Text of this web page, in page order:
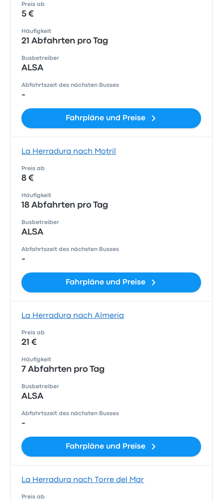
Preis ab
5 €
Häufigkeit
21 Abfahrten pro Tag
Busbetreiber
ALSA
Abfahrtszeit des nächsten Busses
-
Fahrpläne und Preise
La Herradura nach Motril
Preis ab
8 €
Häufigkeit
18 Abfahrten pro Tag
Busbetreiber
ALSA
Abfahrtszeit des nächsten Busses
-
Fahrpläne und Preise
La Herradura nach Almería
Preis ab
21 €
Häufigkeit
7 Abfahrten pro Tag
Busbetreiber
ALSA
Abfahrtszeit des nächsten Busses
-
Fahrpläne und Preise
La Herradura nach Torre del Mar
Preis ab